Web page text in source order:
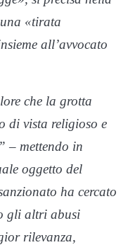
«tirata
all’avvocato
che la grotta
di vista religioso e
– mettendo in
oggetto del
ha cercato
gli altri abusi
rilevanza,